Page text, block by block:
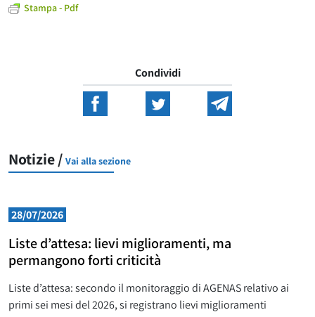
Stampa - Pdf
Condividi
Notizie / Vai alla sezione
28/07/2026
Liste d’attesa: lievi miglioramenti, ma
permangono forti criticità
Liste d’attesa: secondo il monitoraggio di AGENAS relativo ai
primi sei mesi del 2026, si registrano lievi miglioramenti